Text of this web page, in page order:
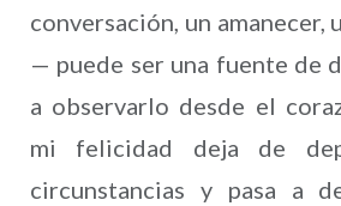
conversación, un amanecer,
— puede ser una fuente de
a observarlo desde el
mi felicidad deja de
circunstancias y pasa a